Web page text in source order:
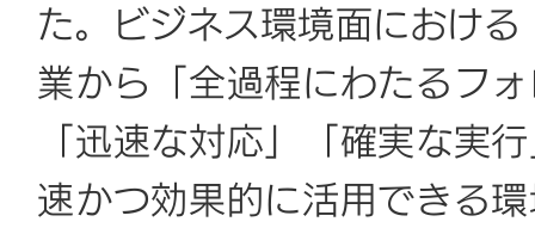
た。ビジネス環境面におけ
業から「全過程にわたるフ
「迅速な対応」「確実な実
速かつ効果的に活用できる